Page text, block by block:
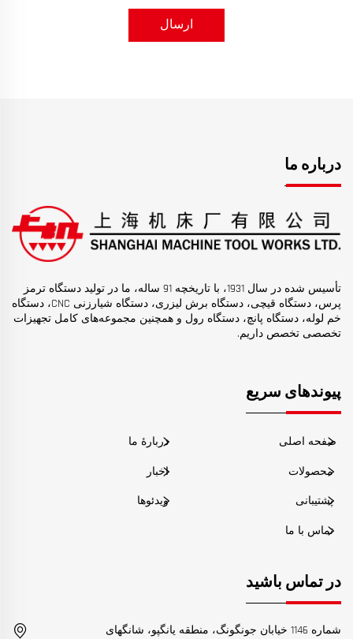
ارسال
درباره ما
تأسیس شده در سال 1931، با تاریخچه 91 ساله، ما در تولید دستگاه ترمز
پرس، دستگاه قیچی، دستگاه برش لیزری، دستگاه شیارزنی CNC، دستگاه
خم لوله، دستگاه پانچ، دستگاه رول و همچنین مجموعه‌های کامل تجهیزات
تخصصی تخصص داریم.
پیوندهای سریع
صفحه اصلی دربارهٔ ما
محصولات اخبار
پشتیبانی ویدئوها
تماس با ما
در تماس باشید
شماره 1146 خیابان جونگونگ، منطقه یانگپو، شانگهای